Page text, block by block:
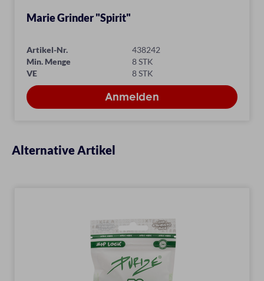
Marie Grinder "Spirit"
Artikel-Nr.
438242
Min. Menge
8 STK
VE
8 STK
Alternative Artikel